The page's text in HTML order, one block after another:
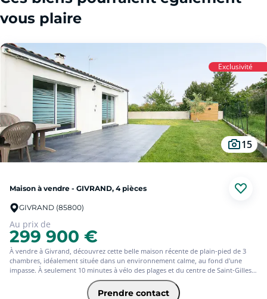
vous plaire
Exclusivité
15
Maison à vendre - GIVRAND, 4 pièces
GIVRAND (85800)
Au prix de
299 900 €
À vendre à Givrand, découvrez cette belle maison récente de plain-pied de 3
chambres, idéalement située dans un environnement calme, au fond d'une
impasse. À seulement 10 minutes à vélo des plages et du centre de Saint-Gilles-
Croix-de-Vie, cette maison offre un cadre de vie privilégié entre littoral et
Prendre contact